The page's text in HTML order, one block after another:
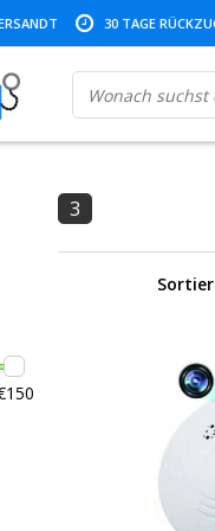
30 TAGE
150
3